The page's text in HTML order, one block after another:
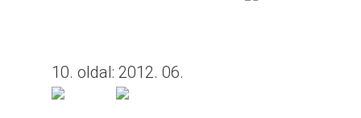
10. oldal: 2012. 06.